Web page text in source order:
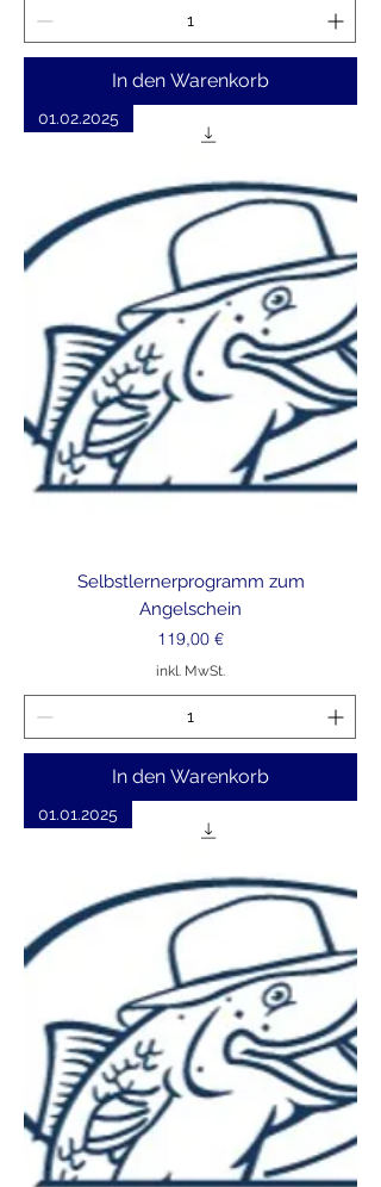
In den Warenkorb
01.02.2025
Selbstlernerprogramm zum
Angelschein
Preis
119,00 €
inkl. MwSt.
In den Warenkorb
01.01.2025